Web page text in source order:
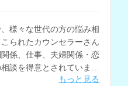
様々な世代の方の悩み相
られたカウンセラーさん
係、仕事、夫婦関係・恋
談を得意とされていま
もっと見る